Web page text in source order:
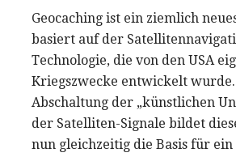
Geocaching ist ein ziemlich
basiert auf der
Technologie, die von den USA
Kriegszwecke entwickelt
Abschaltung der „künstlichen
der Satelliten-Signale bildet
nun gleichzeitig die Basis für